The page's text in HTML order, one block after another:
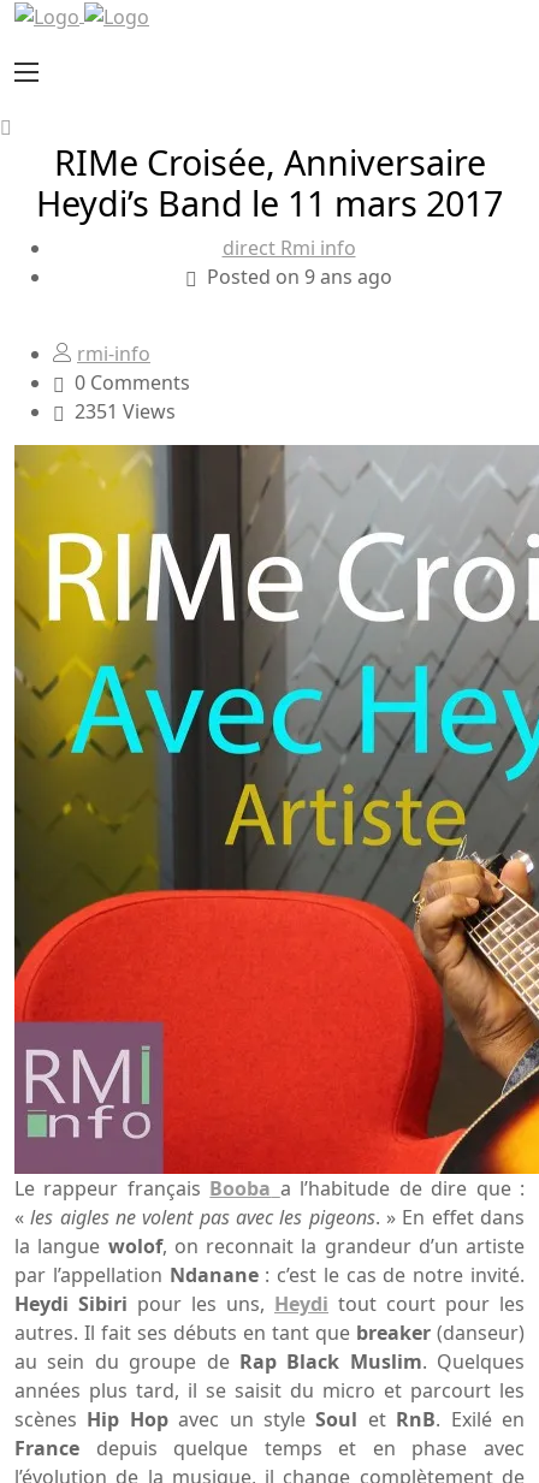
RIMe Croisée, Anniversaire
Heydi’s Band le 11 mars 2017
direct Rmi info
Posted on 9 ans ago
rmi-info
0 Comments
2351 Views
Le rappeur français Booba a l’habitude de dire que :
«les aigles ne volent pas avec les pigeons. » En effet dans
la langue wolof, on reconnait la grandeur d’un artiste
par l’appellation Ndanane: c’est le cas de notre invité.
Heydi Sibiri pour les uns, Heydi tout court pour les
autres. Il fait ses débuts en tant que breaker (danseur)
au sein du groupe de Rap Black Muslim. Quelques
années plus tard, il se saisit du micro et parcourt les
scènes Hip Hopavec un styleSoul et RnB. Exilé en
France depuis quelque temps et en phase avec
l’évolution de la musique, il change complètement de